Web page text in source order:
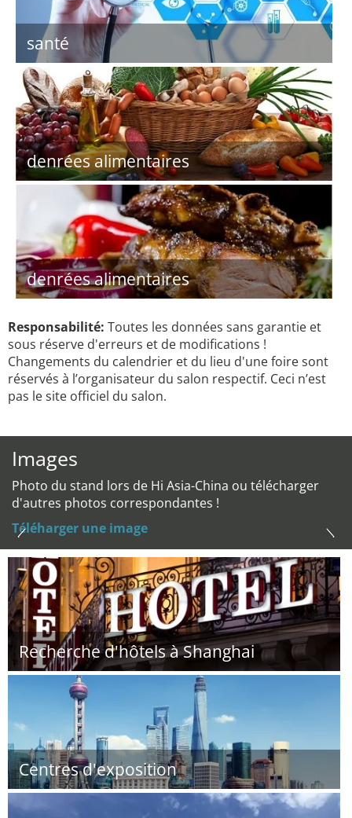
santé
denrées alimentaires
denrées alimentaires
Responsabilité: Toutes les données sans garantie et
sous réserve d'erreurs et de modifications !
Changements du calendrier et du lieu d'une foire sont
réservés à l’organisateur du salon respectif. Ceci n’est
pas le site officiel du salon.
Images
Photo du stand lors de Hi Asia-China ou télécharger
d'autres photos correspondantes !
Téléharger une image
Recherche d'hôtels à Shanghai
Centres d'exposition